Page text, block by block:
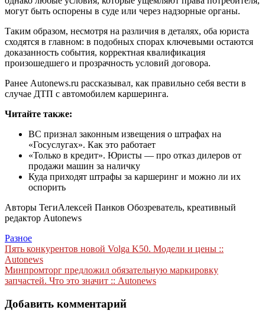
могут быть оспорены в суде или через надзорные органы.
Таким образом, несмотря на различия в деталях, оба юриста
сходятся в главном: в подобных спорах ключевыми остаются
доказанность события, корректная квалификация
произошедшего и прозрачность условий договора.
Ранее Autonews.ru рассказывал, как правильно себя вести в
случае ДТП с автомобилем каршеринга.
Читайте также:
ВС признал законным извещения о штрафах на
«Госуслугах». Как это работает
«Только в кредит». Юристы — про отказ дилеров от
продажи машин за наличку
Куда приходят штрафы за каршеринг и можно ли их
оспорить
Авторы ТегиАлексей Панков Обозреватель, креативный
редактор Autonews
Разное
Навигация
по
записям
Пять конкурентов новой Volga K50. Модели и цены ::
Autonews
Минпромторг предложил обязательную маркировку
запчастей. Что это значит :: Autonews
Добавить комментарий